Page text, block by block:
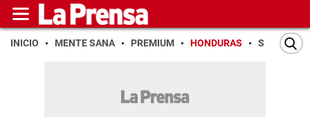
INICIO MENTE SANA PREMIUM HONDURAS SAN PEDRO